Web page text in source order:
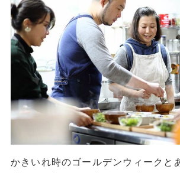
かきいれ時のゴールデンウィークと